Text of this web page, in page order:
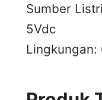
Sumber
5Vdc
Lingkungan: